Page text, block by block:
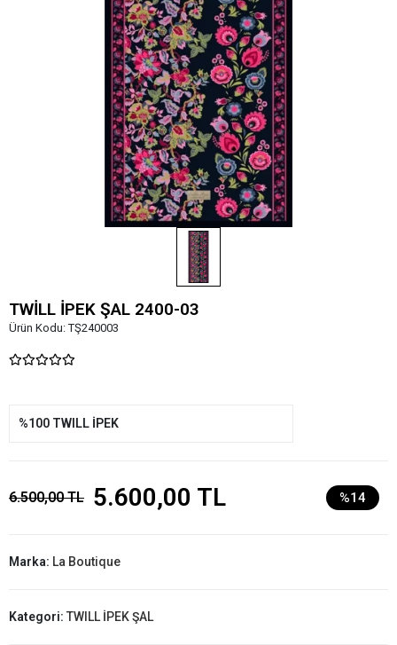
TWİLL İPEK ŞAL 2400-03
Ürün Kodu:TŞ240003
%100 TWILL İPEK
6.500,00 TL 5.600,00 TL %14
Marka: La Boutique
Kategori: TWILL İPEK ŞAL